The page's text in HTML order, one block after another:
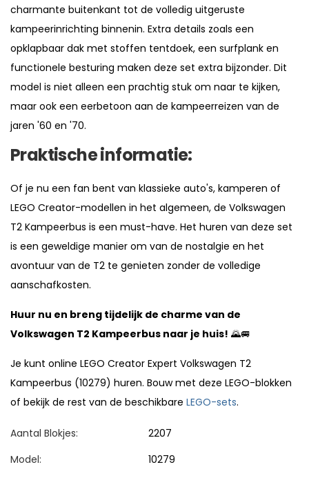
charmante buitenkant tot de volledig uitgeruste
kampeerinrichting binnenin. Extra details zoals een
opklapbaar dak met stoffen tentdoek, een surfplank en
functionele besturing maken deze set extra bijzonder. Dit
model is niet alleen een prachtig stuk om naar te kijken,
maar ook een eerbetoon aan de kampeerreizen van de
jaren '60 en '70.
Praktische informatie:
Of je nu een fan bent van klassieke auto's, kamperen of
LEGO Creator-modellen in het algemeen, de Volkswagen
T2 Kampeerbus is een must-have. Het huren van deze set
is een geweldige manier om van de nostalgie en het
avontuur van de T2 te genieten zonder de volledige
aanschafkosten.
Huur nu en breng tijdelijk de charme van de
Volkswagen T2 Kampeerbus naar je huis! 🌄🚐
Je kunt online LEGO Creator Expert Volkswagen T2
Kampeerbus (10279) huren. Bouw met deze LEGO-blokken
of bekijk de rest van de beschikbare LEGO-sets.
Aantal Blokjes:
2207
Model:
10279